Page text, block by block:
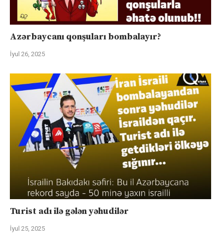
Azərbaycanı qonşuları bombalayır?
İyul 26, 2025
Turist adı ilə gələn yəhudilər
İyul 25, 2025